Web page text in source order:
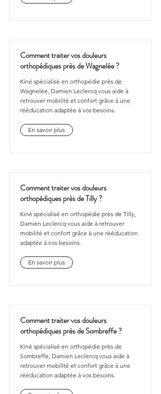
Comment traiter vos douleurs
orthopédiques près de Wagnelée ?
Kiné spécialisé en orthopédie près de
Wagnelée, Damien Leclercq vous aide à
retrouver mobilité et confort grâce à une
rééducation adaptée à vos besoins.
En savoir plus
Comment traiter vos douleurs
orthopédiques près de Tilly ?
Kiné spécialisé en orthopédie près de Tilly,
Damien Leclercq vous aide à retrouver
mobilité et confort grâce à une rééducation
adaptée à vos besoins.
En savoir plus
Comment traiter vos douleurs
orthopédiques près de Sombreffe ?
Kiné spécialisé en orthopédie près de
Sombreffe, Damien Leclercq vous aide à
retrouver mobilité et confort grâce à une
rééducation adaptée à vos besoins.